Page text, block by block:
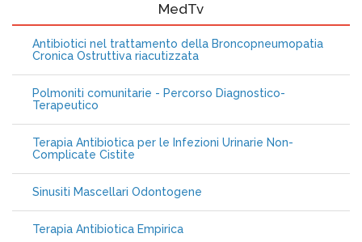
MedTv
Antibiotici nel trattamento della Broncopneumopatia
Cronica Ostruttiva riacutizzata
Polmoniti comunitarie - Percorso Diagnostico-
Terapeutico
Terapia Antibiotica per le Infezioni Urinarie Non-
Complicate Cistite
Sinusiti Mascellari Odontogene
Terapia Antibiotica Empirica